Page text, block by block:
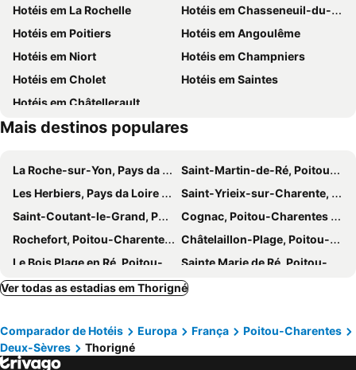
Hotéis em La Rochelle
Hotéis em Chasseneuil-du-Poitou
Hotéis em Poitiers
Hotéis em Angoulême
Hotéis em Niort
Hotéis em Champniers
Hotéis em Cholet
Hotéis em Saintes
Hotéis em Châtellerault
Mais destinos populares
La Roche-sur-Yon, Pays da Loire Hotéis
Saint-Martin-de-Ré, Poitou-Charentes Hotéis
Les Herbiers, Pays da Loire Hotéis
Saint-Yrieix-sur-Charente, Poitou-Charentes Hotéis
Saint-Coutant-le-Grand, Poitou-Charentes Hotéis
Cognac, Poitou-Charentes Hotéis
Rochefort, Poitou-Charentes Hotéis
Châtelaillon-Plage, Poitou-Charentes Hotéis
Le Bois Plage en Ré, Poitou-Charentes Hotéis
Sainte Marie de Ré, Poitou-Charentes Hotéis
La Crèche, Poitou-Charentes Hotéis
Vivonne, Poitou-Charentes Hotéis
La Couronne, Poitou-Charentes Hotéis
Jonzac, Poitou-Charentes Hotéis
Aytré, Poitou-Charentes Hotéis
Angoulins-sur-Mer, Poitou-Charentes Hotéis
Ver todas as estadias em Thorigné
Comparador de Hotéis Europa França
Poitou-Charentes
Deux-Sèvres
Thorigné